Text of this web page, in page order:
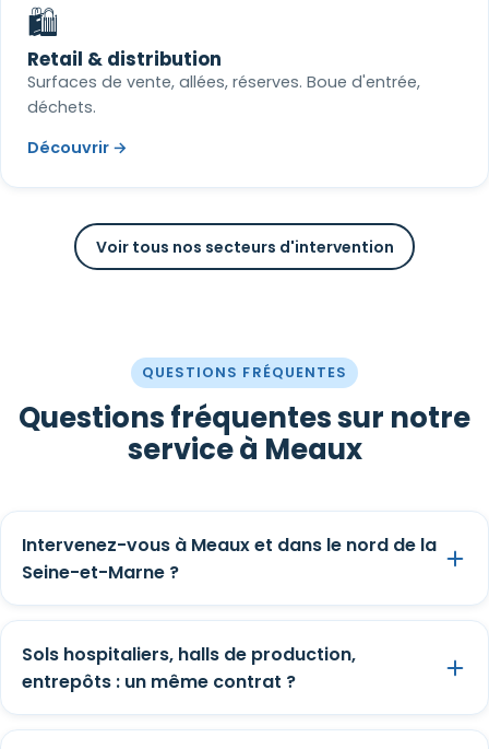
🛍️
Retail & distribution
Surfaces de vente, allées, réserves. Boue d'entrée,
déchets.
Découvrir →
Voir tous nos secteurs d'intervention
QUESTIONS FRÉQUENTES
Questions fréquentes sur notre
service à Meaux
Intervenez-vous à Meaux et dans le nord de la
Seine-et-Marne ?
Sols hospitaliers, halls de production,
entrepôts : un même contrat ?